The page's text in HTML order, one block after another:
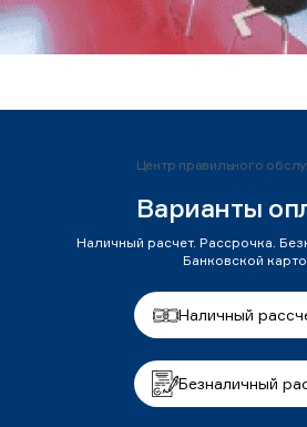
Центр правильного
Варианты
Наличный расчет. Рассрочка.
Банковской
Наличный
Безналичный